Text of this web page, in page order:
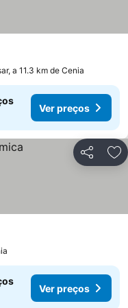
a 11.3 km de Cenia
Ver preços
Partilhar
Ver preços